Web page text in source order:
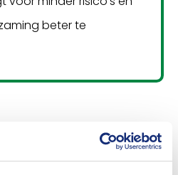
beter te
en de Pensioenfederatie
de overheid vier prioriteiten